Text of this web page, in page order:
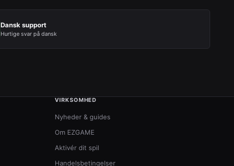
Dansk support
Hurtige svar på dansk
VIRKSOMHED
Nyheder & guides
Om EZGAME
Aktivér dit spil
Handelsbetingelser